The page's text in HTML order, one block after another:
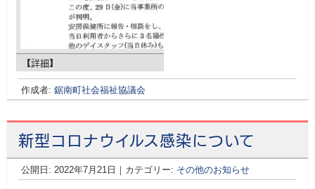
【詳細】
作成者: 鋸南町社会福祉協議会
新型コロナウイルス感染について
公開日: 2022年7月21日 ｜カテゴリー: その他のお知らせ